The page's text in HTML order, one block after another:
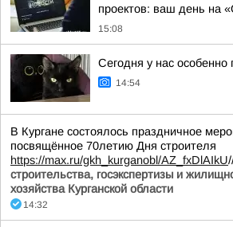
проектов: ваш день на
15:08
Сегодня у нас особенно
14:54
В Кургане состоялось праздничное
посвящённое 70летию Дня строителя
https://max.ru/gkh_kurganobl/AZ_fxDlAIkU
строительства, госэкспертизы и
хозяйства Курганской области
14:32